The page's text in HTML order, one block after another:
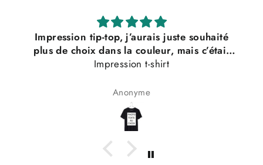
Impression tip-top, j’aurais juste souhaité
plus de choix dans la couleur, mais c’était
très bien
Impression t-shirt
Anonyme